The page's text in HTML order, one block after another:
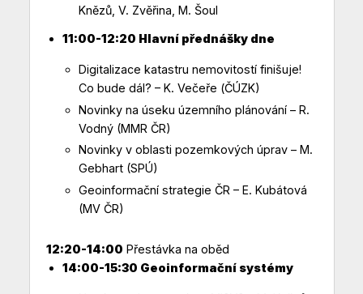
Knězů, V. Zvěřina, M. Šoul
11:00-12:20 Hlavní přednášky dne
Digitalizace katastru nemovitostí finišuje!
Co bude dál? – K. Večeře (ČÚZK)
Novinky na úseku územního plánování – R.
Vodný (MMR ČR)
Novinky v oblasti pozemkových úprav – M.
Gebhart (SPÚ)
Geoinformační strategie ČR – E. Kubátová
(MV ČR)
12:20-14:00 Přestávka na oběd
14:00-15:30 Geoinformační systémy